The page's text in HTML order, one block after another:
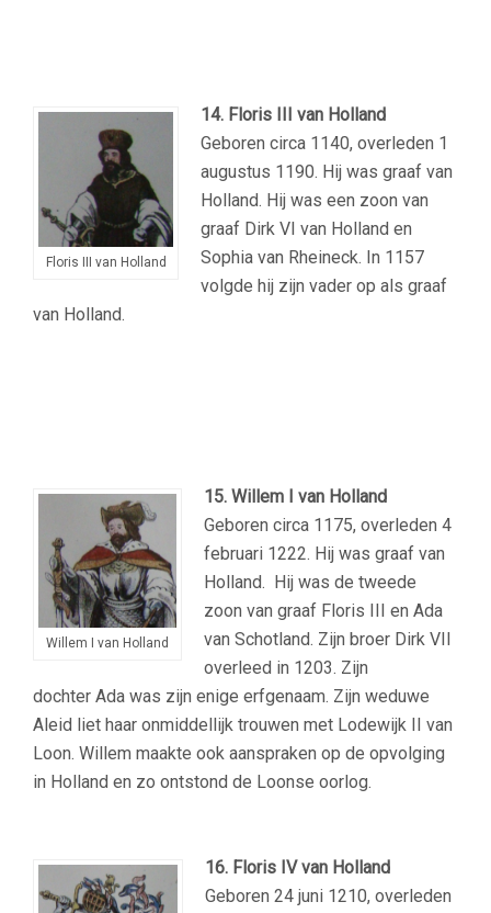
Floris III van Holland
14. Floris III van Holland
Geboren circa 1140, overleden 1
augustus 1190. Hij was graaf van
Holland. Hij was een zoon van
graaf Dirk VI van Holland en
Sophia van Rheineck. In 1157
volgde hij zijn vader op als graaf
van Holland.
Willem I van Holland
15. Willem I van Holland
Geboren circa 1175, overleden 4
februari 1222. Hij was graaf van
Holland. Hij was de tweede
zoon van graaf Floris III en Ada
van Schotland. Zijn broer Dirk VII
overleed in 1203. Zijn
dochter Ada was zijn enige erfgenaam. Zijn weduwe
Aleid liet haar onmiddellijk trouwen met Lodewijk II van
Loon. Willem maakte ook aanspraken op de opvolging
in Holland en zo ontstond de Loonse oorlog.
16. Floris IVvan Holland
Geboren 24 juni 1210, overleden